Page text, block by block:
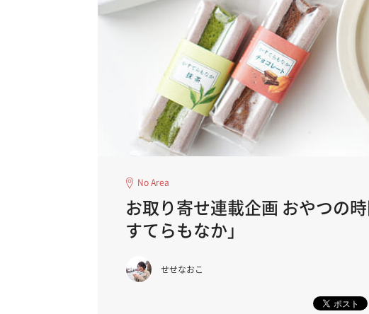
No Area
お取り寄せ連載企画 おやつの
すてらもなか」
せせなおこ